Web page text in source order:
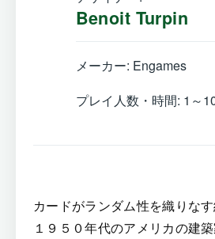
Benoit Turpin
メーカー: Engames
プレイ人数・時間: 1～
カードがランダム性を織りな
１９５０年代のアメリカの建